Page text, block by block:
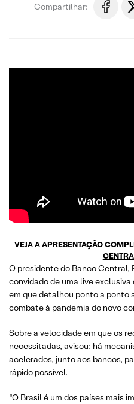
Compartilhar:
VEJA A APRESENTAÇÃO
O presidente do Banco Central,
convidado de uma live exclusiva
em que detalhou ponto a ponto
combate à pandemia do novo
Sobre a velocidade em que os
necessitadas, avisou: há
acelerados, junto aos bancos,
rápido possível.
“O Brasil é um dos países mais